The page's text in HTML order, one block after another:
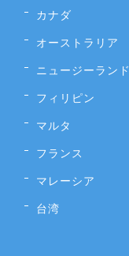
カナダ
オーストラリア
ニュージーランド
フィリピン
マルタ
フランス
マレーシア
台湾